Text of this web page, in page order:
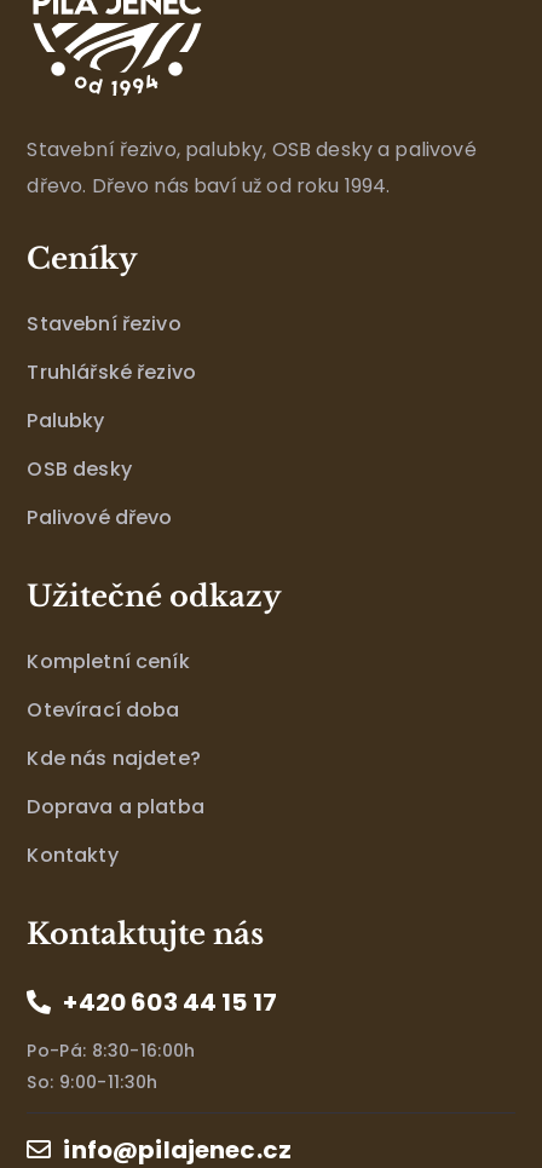
Stavební řezivo, palubky, OSB desky a palivové
dřevo. Dřevo nás baví už od roku 1994.
Ceníky
Stavební řezivo
Truhlářské řezivo
Palubky
OSB desky
Palivové dřevo
Užitečné odkazy
Kompletní ceník
Otevírací doba
Kde nás najdete?
Doprava a platba
Kontakty
Kontaktujte nás
+420 603 44 15 17
Po-Pá: 8:30-16:00h
So: 9:00-11:30h
info@pilajenec.cz